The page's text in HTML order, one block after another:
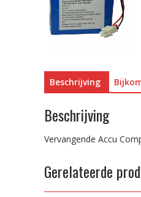
Beschrijving
Beschrijving
Vervangende Accu
Gerelateerde